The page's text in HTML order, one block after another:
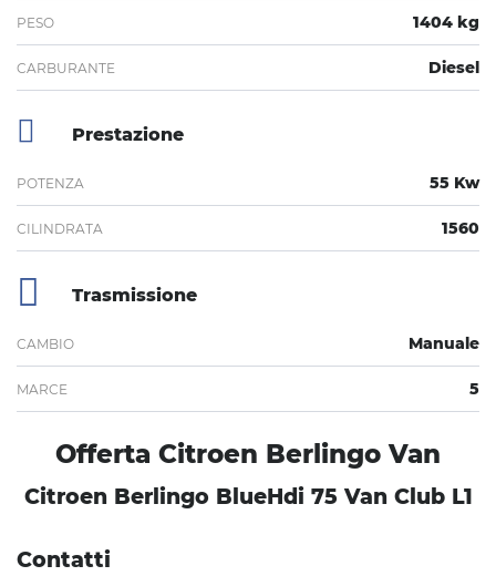
PESO 1404 kg
CARBURANTE Diesel
Prestazione
POTENZA 55 Kw
CILINDRATA 1560
Trasmissione
CAMBIO Manuale
MARCE 5
Offerta Citroen Berlingo Van
Citroen Berlingo BlueHdi 75 Van Club L1
Contatti